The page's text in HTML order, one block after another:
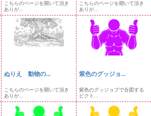
こちらのページを開いて頂き
ありが...
こちらのページを開いて頂き
ありが...
ぬりえ 動物の...
こちらのページを開いて頂き
ありが...
紫色のグッジョ...
紫色のグッジョブで合図する
ピクト...